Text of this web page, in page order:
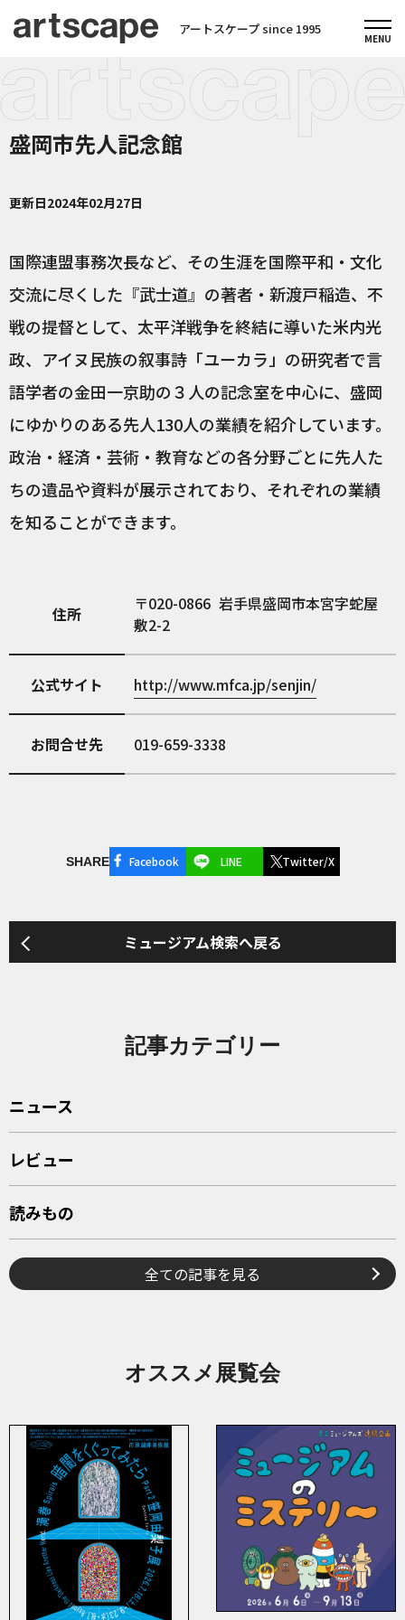
アートスケープ since 1995
盛岡市先人記念館
更新日2024年02月27日
国際連盟事務次長など、その生涯を国際平和・文化
交流に尽くした『武士道』の著者・新渡戸稲造、不
戦の提督として、太平洋戦争を終結に導いた米内光
政、アイヌ民族の叙事詩「ユーカラ」の研究者で言
語学者の金田一京助の３人の記念室を中心に、盛岡
にゆかりのある先人130人の業績を紹介しています。
政治・経済・芸術・教育などの各分野ごとに先人た
ちの遺品や資料が展示されており、それぞれの業績
を知ることができます。
住所 020-0866 岩手県盛岡市本宮字蛇屋
敷2-2
公式サイト http://www.mfca.jp/senjin/
お問合せ先 019-659-3338
SHARE Facebook LINE Twitter/X
ミュージアム検索へ戻る
記事カテゴリー
ニュース
レビュー
読みもの
全ての記事を見る
オススメ展覧会